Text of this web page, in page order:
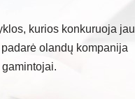
kurios konkuruoja jau
olandų kompanija